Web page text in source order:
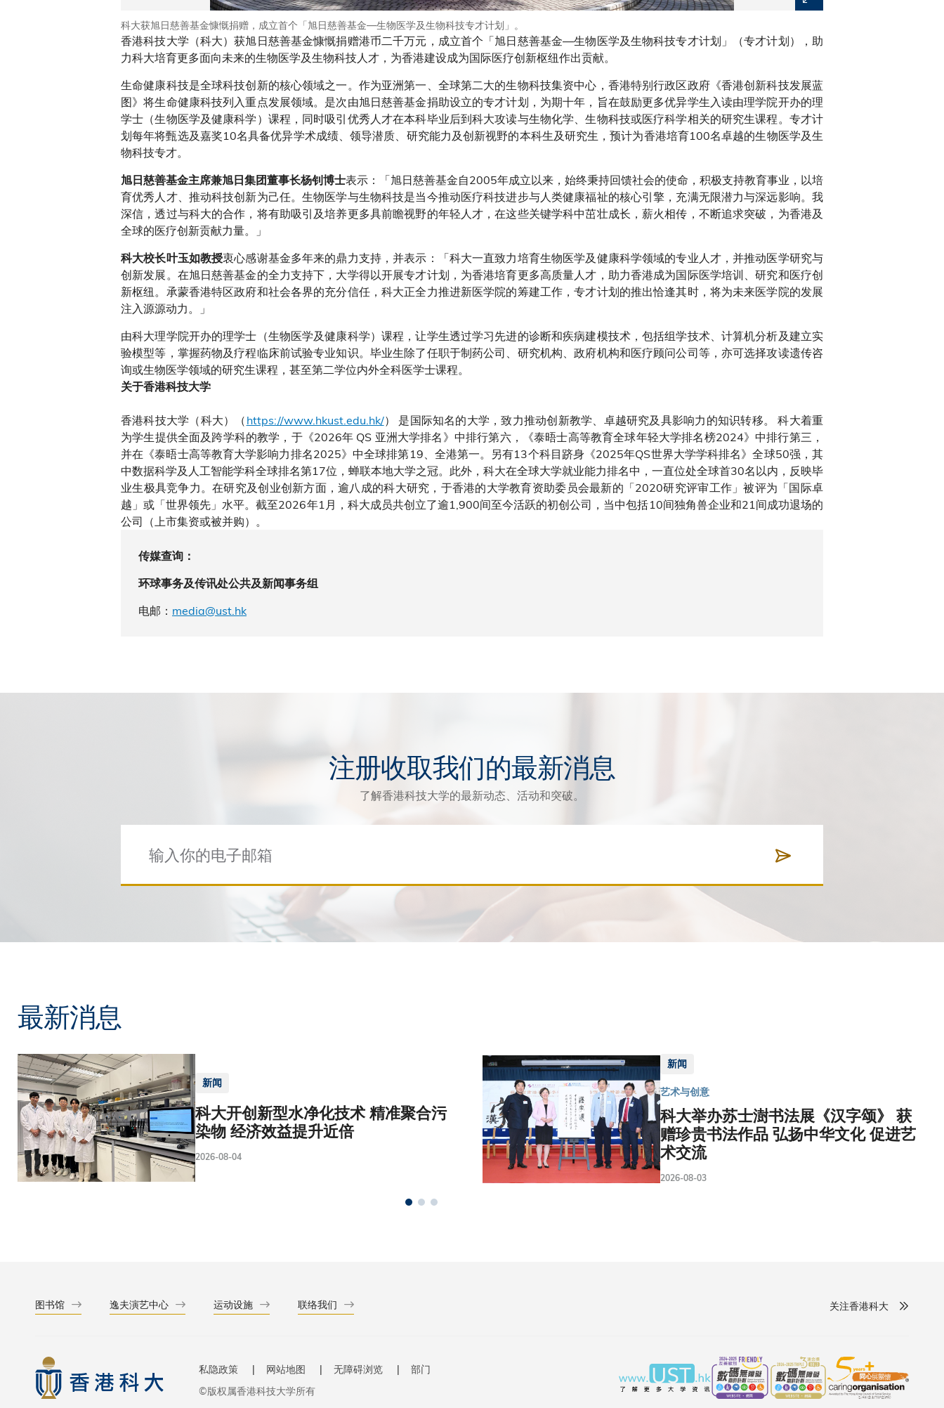
科大获旭日慈善基金慷慨捐赠，成立首个「旭日慈善基金—生物医学及生物科技专才计划」。
香港科技大学（科大）获旭日慈善基金慷慨捐赠港币二千万元，成立首个「旭日慈善基金—生物医学及生物科技专才计划」（专才计划），助
力科大培育更多面向未来的生物医学及生物科技人才，为香港建设成为国际医疗创新枢纽作出贡献。
生命健康科技是全球科技创新的核心领域之一。作为亚洲第一、全球第二大的生物科技集资中心，香港特别行政区政府《香港创新科技发展蓝
图》将生命健康科技列入重点发展领域。是次由旭日慈善基金捐助设立的专才计划，为期十年，旨在鼓励更多优异学生入读由理学院开办的理
学士（生物医学及健康科学）课程，同时吸引优秀人才在本科毕业后到科大攻读与生物化学、生物科技或医疗科学相关的研究生课程。专才计
划每年将甄选及嘉奖10名具备优异学术成绩、领导潜质、研究能力及创新视野的本科生及研究生，预计为香港培育100名卓越的生物医学及生
物科技专才。
旭日慈善基金主席兼旭日集团董事长杨钊博士表示：「旭日慈善基金自2005年成立以来，始终秉持回馈社会的使命，积极支持教育事业，以培
育优秀人才、推动科技创新为己任。生物医学与生物科技是当今推动医疗科技进步与人类健康福祉的核心引擎，充满无限潜力与深远影响。我
深信，透过与科大的合作，将有助吸引及培养更多具前瞻视野的年轻人才，在这些关键学科中茁壮成长，薪火相传，不断追求突破，为香港及
全球的医疗创新贡献力量。」
科大校长叶玉如教授衷心感谢基金多年来的鼎力支持，并表示：「科大一直致力培育生物医学及健康科学领域的专业人才，并推动医学研究与
创新发展。在旭日慈善基金的全力支持下，大学得以开展专才计划，为香港培育更多高质量人才，助力香港成为国际医学培训、研究和医疗创
新枢纽。承蒙香港特区政府和社会各界的充分信任，科大正全力推进新医学院的筹建工作，专才计划的推出恰逢其时，将为未来医学院的发展
注入源源动力。」
由科大理学院开办的理学士（生物医学及健康科学）课程，让学生透过学习先进的诊断和疾病建模技术，包括组学技术、计算机分析及建立实
验模型等，掌握药物及疗程临床前试验专业知识。毕业生除了任职于制药公司、研究机构、政府机构和医疗顾问公司等，亦可选择攻读遗传咨
询或生物医学领域的研究生课程，甚至第二学位内外全科医学士课程。
关于香港科技大学
香港科技大学（科大）（https://www.hkust.edu.hk/） 是国际知名的大学，致力推动创新教学、卓越研究及具影响力的知识转移。 科大着重
为学生提供全面及跨学科的教学，于《2026年 QS 亚洲大学排名》中排行第六，《泰晤士高等教育全球年轻大学排名榜2024》中排行第三，
并在《泰晤士高等教育大学影响力排名2025》中全球排第19、全港第一。另有13个科目跻身《2025年QS世界大学学科排名》全球50强，其
中数据科学及人工智能学科全球排名第17位，蝉联本地大学之冠。此外，科大在全球大学就业能力排名中，一直位处全球首30名以内，反映毕
业生极具竞争力。在研究及创业创新方面，逾八成的科大研究，于香港的大学教育资助委员会最新的「2020研究评审工作」被评为「国际卓
越」或「世界领先」水平。截至2026年1月，科大成员共创立了逾1,900间至今活跃的初创公司，当中包括10间独角兽企业和21间成功退场的
公司（上市集资或被并购）。
传媒查询：
环球事务及传讯处公共及新闻事务组
电邮： media@ust.hk
注册收取我们的最新消息
了解香港科技大学的最新动态、活动和突破。
最新消息
新闻
科大开创新型水净化技术 精准聚合污
染物 经济效益提升近倍
2026-08-04
新闻
艺术与创意
科大举办苏士澍书法展《汉字颂》 获
赠珍贵书法作品 弘扬中华文化 促进艺
术交流
2026-08-03
图书馆 逸夫演艺中心 运动设施 联络我们 关注香港科大
私隐政策 网站地图 无障碍浏览
部门
©版权属香港科技大学所有